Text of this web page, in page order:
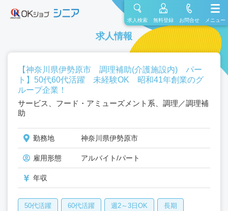
求人検索 無料登録 お問合せ メニュー
求人情報
【神奈川県伊勢原市 調理補助(介護施設内) パー
ト】50代60代活躍 未経験OK 昭和41年創業のグ
ループ企業！
サービス、フード・アミューズメント系、調理／調理補
助
勤務地 神奈川県伊勢原市
雇用形態 アルバイト/パート
年収
50代活躍 60代活躍 週2～3日OK 長期